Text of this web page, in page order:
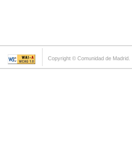
Copyright © Comunidad de Madrid.